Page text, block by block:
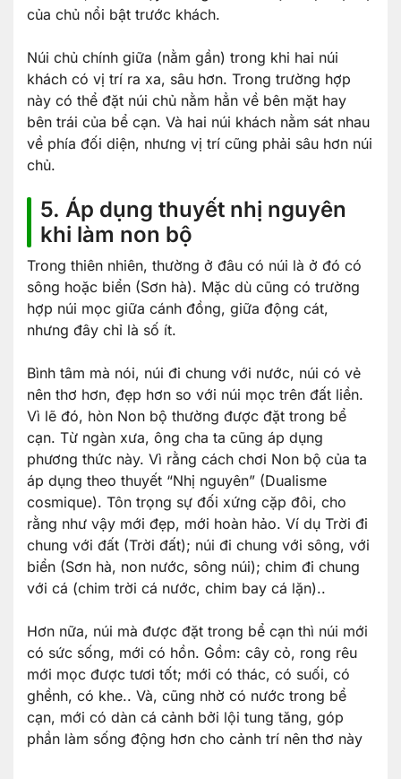
của chủ nổi bật trước khách.
Núi chủ chính giữa (nằm gần) trong khi hai núi
khách có vị trí ra xa, sâu hơn. Trong trường hợp
này có thể đặt núi chủ nằm hẳn về bên mặt hay
bên trái của bể cạn. Và hai núi khách nằm sát nhau
về phía đối diện, nhưng vị trí cũng phải sâu hơn núi
chủ.
5. Áp dụng thuyết nhị nguyên
khi làm non bộ
Trong thiên nhiên, thường ở đâu có núi là ở đó có
sông hoặc biển (Sơn hà). Mặc dù cũng có trường
hợp núi mọc giữa cánh đồng, giữa động cát,
nhưng đây chỉ là số ít.
Bình tâm mà nói, núi đi chung với nước, núi có vẻ
nên thơ hơn, đẹp hơn so với núi mọc trên đất liền.
Vì lẽ đó, hòn Non bộ thường được đặt trong bể
cạn. Từ ngàn xưa, ông cha ta cũng áp dụng
phương thức này. Vì rằng cách chơi Non bộ của ta
áp dụng theo thuyết “Nhị nguyên” (Dualisme
cosmique). Tôn trọng sự đối xứng cặp đôi, cho
rằng như vậy mới đẹp, mới hoàn hảo. Ví dụ Trời đi
chung với đất (Trời đất); núi đi chung với sông, với
biển (Sơn hà, non nước, sông núi); chim đi chung
với cá (chim trời cá nước, chim bay cá lặn)..
Hơn nữa, núi mà được đặt trong bể cạn thì núi mới
có sức sống, mới có hồn. Gồm: cây cỏ, rong rêu
mới mọc được tươi tốt; mới có thác, có suối, có
ghềnh, có khe.. Và, cũng nhờ có nước trong bể
cạn, mới có dàn cá cảnh bởi lội tung tăng, góp
phần làm sống động hơn cho cảnh trí nên thơ này